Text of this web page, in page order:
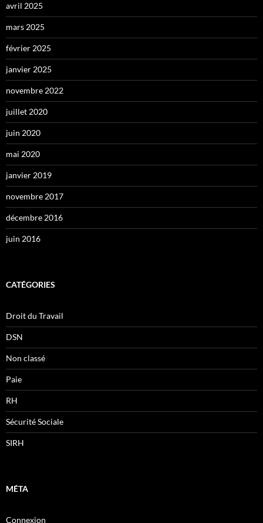
avril 2025
mars 2025
février 2025
janvier 2025
novembre 2022
juillet 2020
juin 2020
mai 2020
janvier 2019
novembre 2017
décembre 2016
juin 2016
CATÉGORIES
Droit du Travail
DSN
Non classé
Paie
RH
Sécurité Sociale
SIRH
MÉTA
Connexion